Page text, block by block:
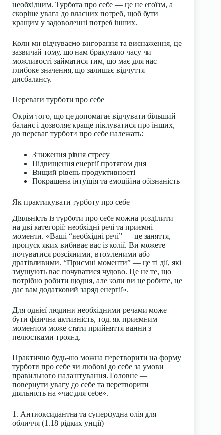
необхідним. Турбота про себе — це не егоїзм, а
скоріше увага до власних потреб, щоб бути
кращим у задоволенні потреб інших.
Коли ми відчуваємо вигорання та виснаження, це
зазвичай тому, що нам бракувало часу чи
можливості займатися тим, що має для нас
глибоке значення, що залишає відчуття
дисбалансу.
Переваги турботи про себе
Окрім того, що це допомагає відчувати більший
баланс і дозволяє краще піклуватися про інших,
до переваг турботи про себе належать:
Зниження рівня стресу
Підвищення енергії протягом дня
Вищий рівень продуктивності
Покращена інтуїція та емоційна обізнаність
Як практикувати турботу про себе
Діяльність із турботи про себе можна розділити
на дві категорії: необхідні речі та приємні
моменти. «Ваші “необхідні речі” — це заняття,
пропуск яких вибиває вас із колії. Ви можете
почуватися розсіяними, втомленими або
дратівливими. “Приємні моменти” — це ті дії, які
змушують вас почуватися чудово. Це не те, що
потрібно робити щодня, але коли ви це робите, це
дає вам додатковий заряд енергії».
Для однієї людини необхідними речами може
бути фізична активність, тоді як приємним
моментом може стати прийняття ванни з
пелюстками троянд.
Практично будь-що можна перетворити на форму
турботи про себе чи любові до себе за умови
правильного налаштування. Головне —
повернути увагу до себе та перетворити
діяльність на «час для себе».
1. Антиоксидантна та суперфудна олія для
обличчя (1.18 рідких унції)